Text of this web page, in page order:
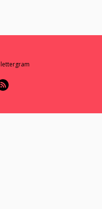
lettergram